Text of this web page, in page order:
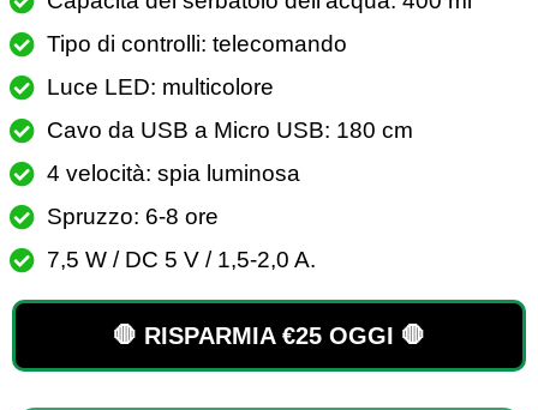
Tipo di controlli: telecomando
Luce LED: multicolore
Cavo da USB a Micro USB: 180 cm
4 velocità: spia luminosa
Spruzzo: 6-8 ore
7,5 W / DC 5 V / 1,5-2,0 A.
🛑 RISPARMIA €25 OGGI 🛑